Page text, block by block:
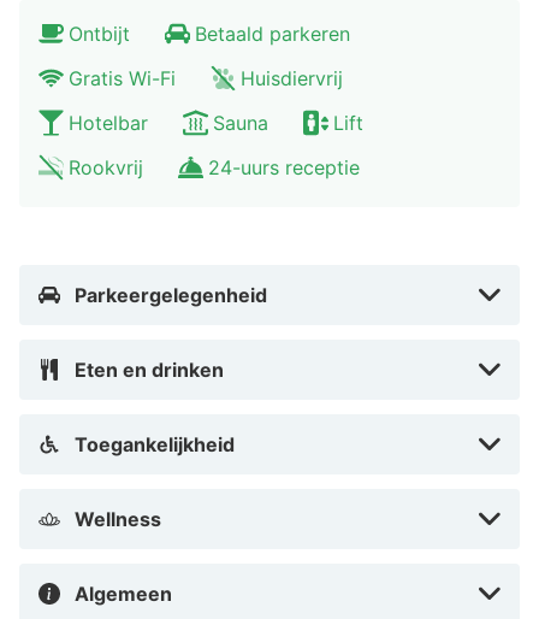
biedt.
Automatisch vertaald door Google Translate
Ontbijt
Betaald parkeren
Gratis Wi-Fi
Huisdiervrij
Hotelbar
Sauna
Lift
Rookvrij
24-uurs receptie
Parkeergelegenheid
Eten en drinken
Toegankelijkheid
Wellness
Algemeen